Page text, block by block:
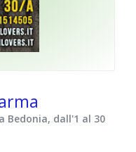
Bedonia, dall'1 al 30